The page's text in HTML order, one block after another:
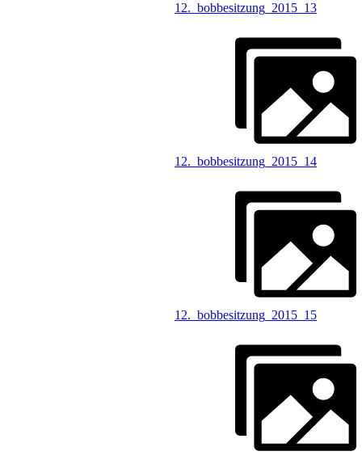
12._bobbesitzung_2015_13
12._bobbesitzung_2015_14
12._bobbesitzung_2015_15